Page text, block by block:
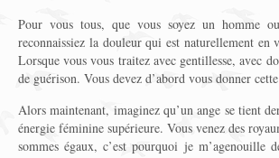
Pour vous tous, que vous soyez un homme
reconnaissiez la douleur qui est naturellement en
Lorsque vous vous traitez avec gentillesse, avec
de guérison. Vous devez d’abord vous donner
Alors maintenant, imaginez qu’un ange se tient
énergie féminine supérieure. Vous venez des
sommes égaux, c’est pourquoi je m’agenouille